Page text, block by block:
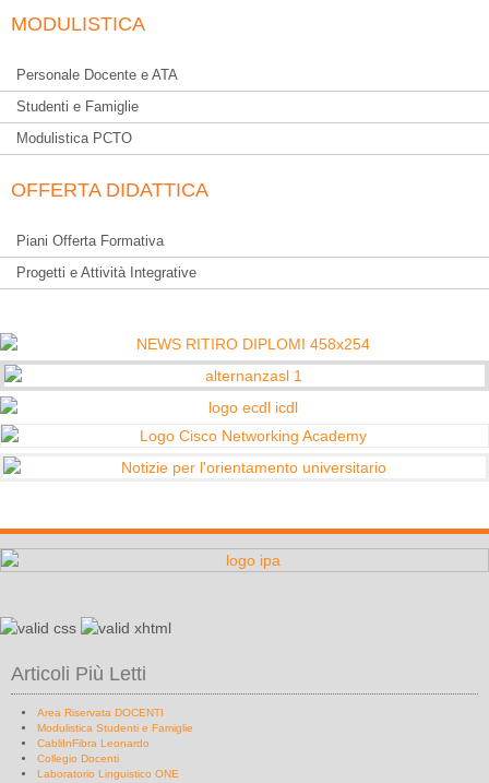
MODULISTICA
Personale Docente e ATA
Studenti e Famiglie
Modulistica PCTO
OFFERTA DIDATTICA
Piani Offerta Formativa
Progetti e Attività Integrative
Articoli Più Letti
Area Riservata DOCENTI
Modulistica Studenti e Famiglie
CabliInFibra Leonardo
Collegio Docenti
Laboratorio Linguistico ONE